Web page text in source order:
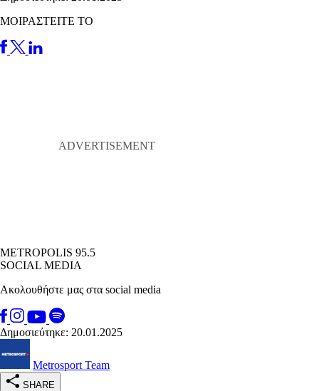
ΜΟΙΡΑΣΤΕΙΤΕ ΤΟ
METROPOLIS 95.5
SOCIAL MEDIA
Ακολουθήστε μας στα social media
Δημοσιεύτηκε: 20.01.2025
Metrosport Team
SHARE